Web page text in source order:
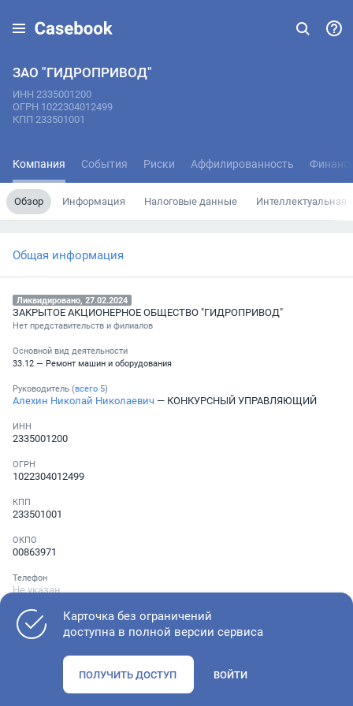
ЗАО "ГИДРОПРИВОД"
ИНН 2335001200
ОГРН 1022304012499
КПП 233501001
Компания События Риски Аффилированность
Обзор Информация Налоговые данные Интеллектуальная
Общая информация
Ликвидировано, 27.02.2024
ЗАКРЫТОЕ АКЦИОНЕРНОЕ ОБЩЕСТВО "ГИДРОПРИВОД"
Нет представительств и филиалов
Основной вид деятельности
33.12 — Ремонт машин и оборудования
Руководитель (всего 5)
Алехин Николай Николаевич — КОНКУРСНЫЙ УПРАВЛЯЮЩИЙ
ИНН
2335001200
ОГРН
1022304012499
КПП
233501001
ОКПО
00863971
Телефон
Не указан
Проверьте учредительные документы, адрес регистрации и
Карточка без ограничений
доступна в полной версии сервиса
ПОЛУЧИТЬ ДОСТУП ВОЙТИ